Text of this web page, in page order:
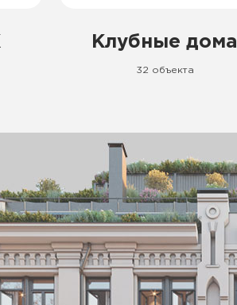
Клубные дома
32 объекта